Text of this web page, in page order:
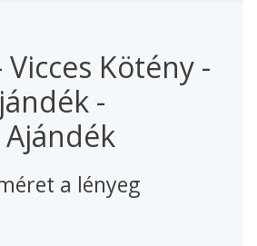
Kötény -
-
Ajándék
a lényeg